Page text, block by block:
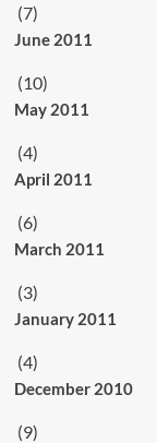
(7)
June 2011
(10)
May 2011
(4)
April 2011
(6)
March 2011
(3)
January 2011
(4)
December 2010
(9)